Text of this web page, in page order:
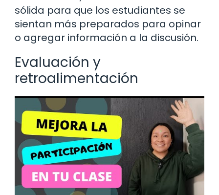
sólida para que los estudiantes se
sientan más preparados para opinar
o agregar información a la discusión.
Evaluación y
retroalimentación